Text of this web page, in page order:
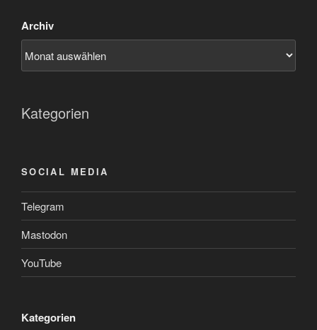
Archiv
Kategorien
SOCIAL MEDIA
Telegram
Mastodon
YouTube
Kategorien